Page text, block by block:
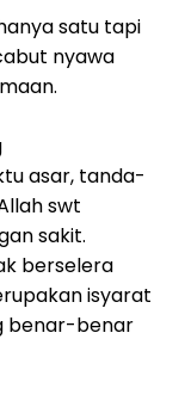
satu tapi
nyawa
asar, tanda-
swt
sakit.
berselera
isyarat
benar-benar